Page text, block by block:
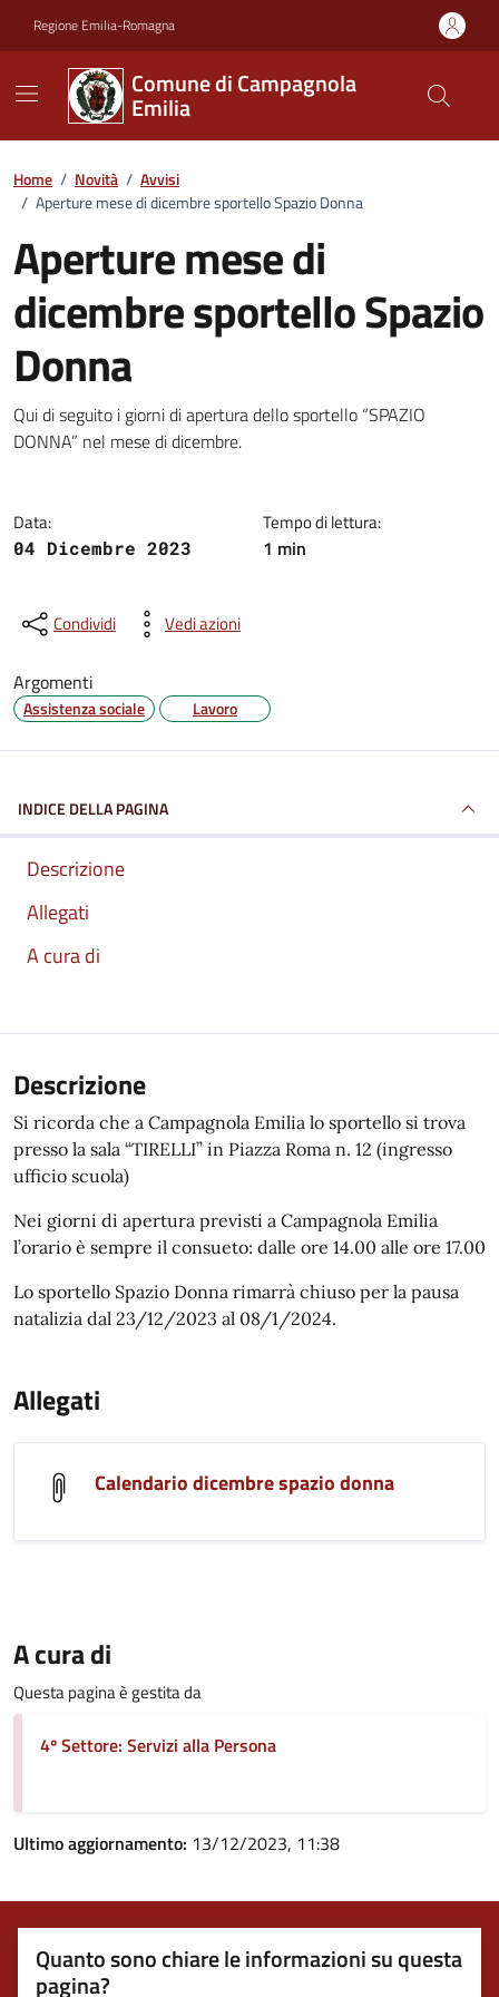
Regione Emilia-Romagna
Comune di Campagnola
Emilia
Home / Novità / Avvisi
/ Aperture mese di dicembre sportello Spazio Donna
Aperture mese di
dicembre sportello Spazio
Donna
Dettagli della notizia
Qui di seguito i giorni di apertura dello sportello “SPAZIO
DONNA” nel mese di dicembre.
Data:
04 Dicembre 2023
Tempo di lettura:
1 min
Condividi Vedi azioni
Argomenti
Assistenza sociale Lavoro
INDICE DELLA PAGINA
Descrizione
Allegati
A cura di
Descrizione
Si ricorda che a Campagnola Emilia lo sportello si trova
presso la sala “TIRELLI” in Piazza Roma n. 12 (ingresso
ufficio scuola)
Nei giorni di apertura previsti a Campagnola Emilia
l’orario è sempre il consueto: dalle ore 14.00 alle ore 17.00
Lo sportello Spazio Donna rimarrà chiuso per la pausa
natalizia dal 23/12/2023 al 08/1/2024.
Allegati
Calendario dicembre spazio donna
A cura di
Questa pagina è gestita da
4º Settore: Servizi alla Persona
Ultimo aggiornamento: 13/12/2023, 11:38
Quanto sono chiare le informazioni su questa
pagina?